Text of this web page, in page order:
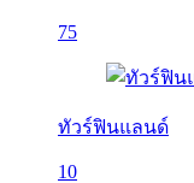
75
ทัวร์ฟินแลนด์
10